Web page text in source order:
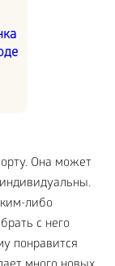
Она может
либо
с него
понравится